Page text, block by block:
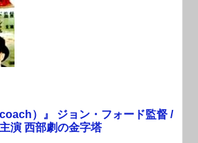
）』 ジョン・フォード監督 /
演 西部劇の金字塔